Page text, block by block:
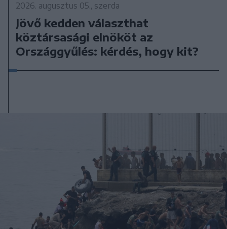
2026. augusztus 05., szerda
Jövő kedden választhat
köztársasági elnököt az
Országgyűlés: kérdés, hogy kit?